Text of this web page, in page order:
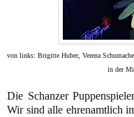
von links: Brigitte Huber, Verena
in der
Die Schanzer
Wir sind alle ehrenamtlich